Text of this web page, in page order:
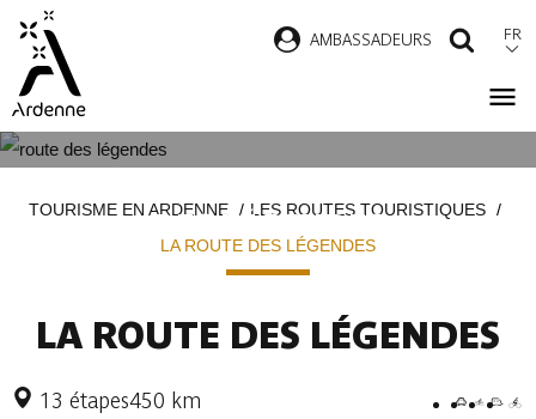
contenu
principal
AMBASSADEURS FR
DES LÉGENDES
d'ArianeTOURISME EN ARDENNE
LES ROUTES TOURISTIQUES
LA ROUTE DES LÉGENDES
LA ROUTE DES LÉGENDES
13 étapes450 km